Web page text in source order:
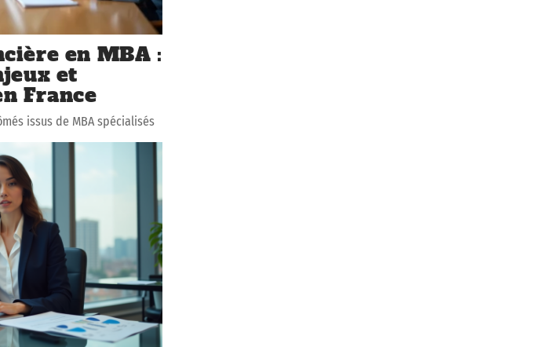
en MBA :
et
France
issus de MBA spécialisés